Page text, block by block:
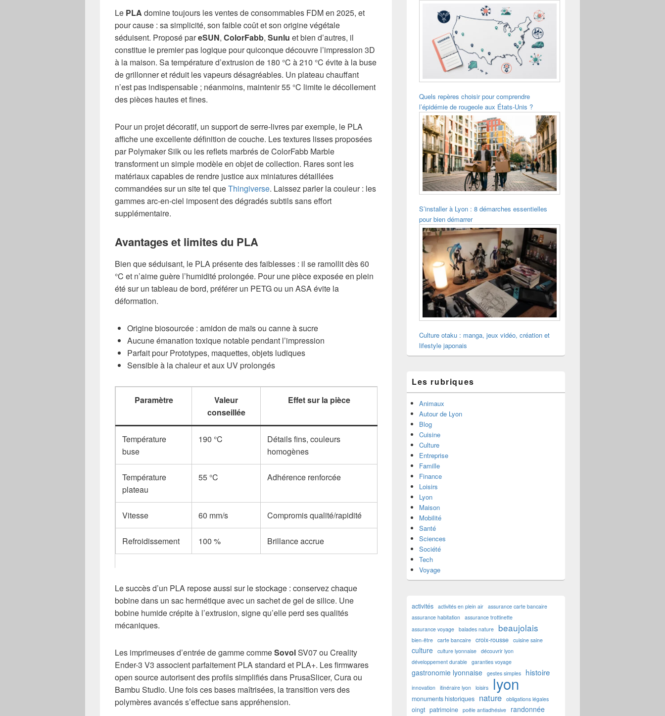
Le PLA domine toujours les ventes de consommables FDM en 2025, et
pour cause : sa simplicité, son faible coût et son origine végétale
séduisent. Proposé pareSUN, ColorFabb, Sunlu et bien d’autres, il
constitue le premier pas logique pour quiconque découvre l’impression 3D
à la maison. Sa température d’extrusion de 180 °C à 210 °C évite à la buse
de grillonner et réduit les vapeurs désagréables. Un plateau chauffant
n’est pas indispensable ; néanmoins, maintenir 55 °C limite le décollement
des pièces hautes et fines.
Pour un projet décoratif, un support de serre-livres par exemple, le PLA
affiche une excellente définition de couche. Les textures lisses proposées
par Polymaker Silk ou les reflets marbrés de ColorFabb Marble
transforment un simple modèle en objet de collection. Rares sont les
matériaux capables de rendre justice aux miniatures détaillées
commandées sur un site tel queThingiverse. Laissez parler la couleur : les
gammes arc-en-ciel imposent des dégradés subtils sans effort
supplémentaire.
Avantages et limites du PLA
Bien que séduisant, le PLA présente des faiblesses : il se ramollit dès 60
°C et n’aime guère l’humidité prolongée. Pour une pièce exposée en plein
été sur un tableau de bord, préférer un PETG ou un ASA évite la
déformation.
Origine biosourcée : amidon de maïs ou canne à sucre
Aucune émanation toxique notable pendant l’impression
Parfait pour Prototypes, maquettes, objets ludiques
Sensible à la chaleur et aux UV prolongés
Paramètre
Valeur
conseillée
Effet sur la pièce
Température
buse
190 °C
Détails fins, couleurs
homogènes
Température
plateau
55 °C Adhérence renforcée
Vitesse 60 mm/s Compromis qualité/rapidité
Refroidissement 100 % Brillance accrue
Le succès d’un PLA repose aussi sur le stockage : conservez chaque
bobine dans un sac hermétique avec un sachet de gel de silice. Une
bobine humide crépite à l’extrusion, signe qu’elle perd ses qualités
mécaniques.
Les imprimeuses d’entrée de gamme commeSovolSV07 ou Creality
Ender-3 V3 associent parfaitement PLA standard et PLA+. Les firmwares
open source autorisent des profils simplifiés dans PrusaSlicer, Cura ou
Bambu Studio. Une fois ces bases maîtrisées, la transition vers des
polymères avancés s’effectue sans appréhension.
Quels repères choisir pour comprendre
l’épidémie de rougeole aux États-Unis ?
S’installer à Lyon : 8 démarches essentielles
pour bien démarrer
Culture otaku : manga, jeux vidéo, création et
lifestyle japonais
Les rubriques
Animaux
Autour de Lyon
Blog
Cuisine
Culture
Entreprise
Famille
Finance
Loisirs
Lyon
Maison
Mobilité
Santé
Sciences
Société
Tech
Voyage
activités activités en plein air assurance carte bancaire
assurance habitation assurance trottinette
assurance voyage balades nature beaujolais
bien-être carte bancaire croix-rousse cuisine saine
culture culture lyonnaise découvrir lyon
développement durable garanties voyage
gastronomie lyonnaise gestes simples histoire
innovation itinéraire lyon loisirs lyon
monuments historiques nature obligations légales
oingt patrimoine poêle antiadhésive randonnée